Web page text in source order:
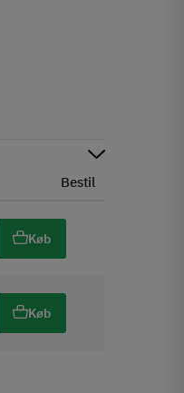
Bestil
Køb
Køb